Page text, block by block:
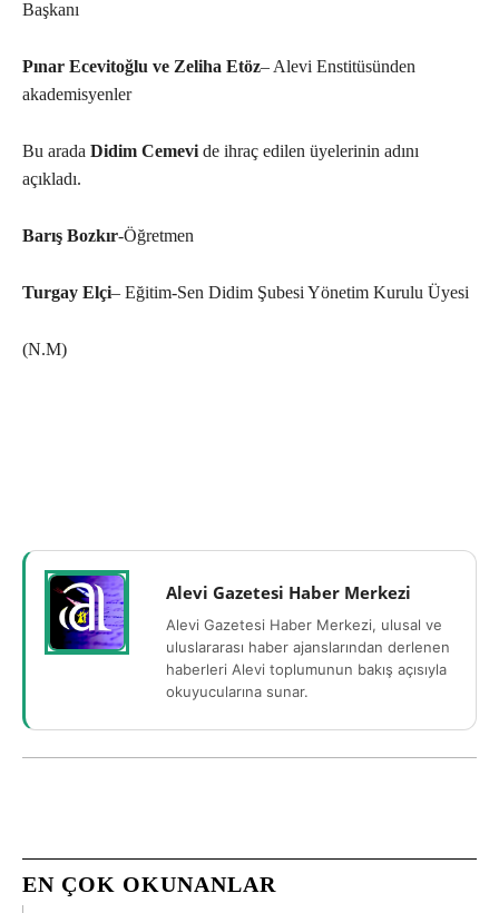
Başkanı
Pınar Ecevitoğlu ve Zeliha Etöz– Alevi Enstitüsünden
akademisyenler
Bu arada Didim Cemevi de ihraç edilen üyelerinin adını
açıkladı.
Barış Bozkır-Öğretmen
Turgay Elçi– Eğitim-Sen Didim Şubesi Yönetim Kurulu Üyesi
(N.M)
Alevi Gazetesi Haber Merkezi
Alevi Gazetesi Haber Merkezi, ulusal ve
uluslararası haber ajanslarından derlenen
haberleri Alevi toplumunun bakış açısıyla
okuyucularına sunar.
EN ÇOK OKUNANLAR